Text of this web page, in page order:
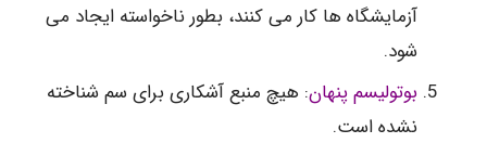
آزمایشگاه ها کار می کنند، بطور ناخواسته ایجاد می
شود.
بوتولیسم پنهان: هیچ منبع آشکاری برای سم شناخته
نشده است.